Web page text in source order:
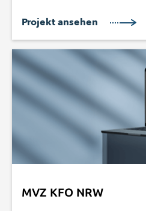
Projekt ansehen
MVZ KFO NRW